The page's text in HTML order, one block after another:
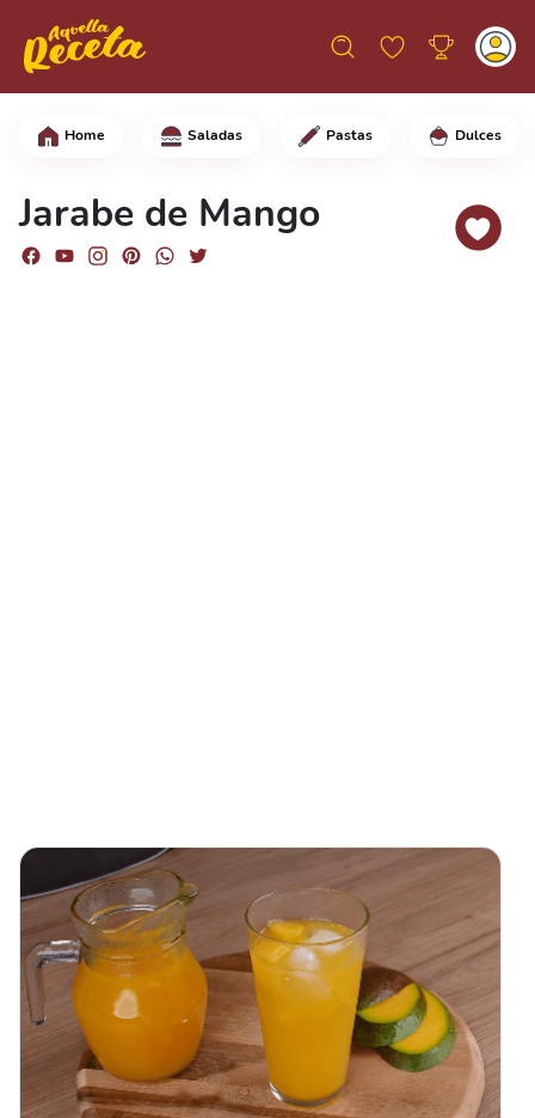
Home Saladas Pastas Dulces
Jarabe de Mango
En una olla con agua hirviendo,